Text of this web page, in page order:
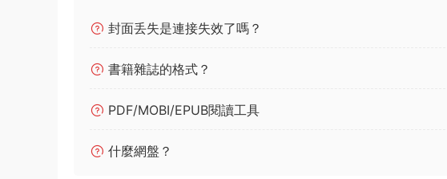
封面丢失是連接失效了嗎？
書籍雜誌的格式？
PDF/MOBI/EPUB閱讀工具
什麼網盤？